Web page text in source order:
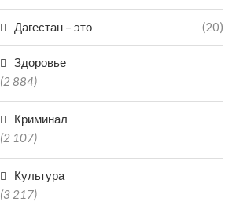
Дагестан – это (20)
Здоровье
(2 884)
Криминал
(2 107)
Культура
(3 217)